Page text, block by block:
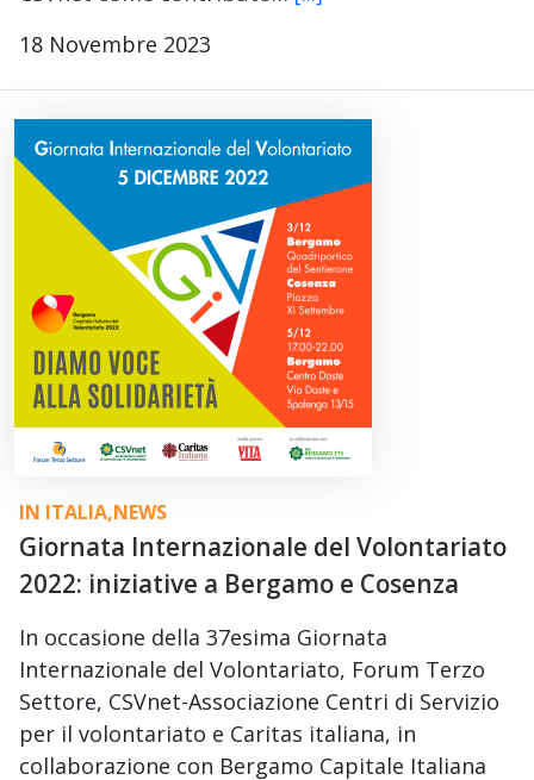
18 Novembre 2023
IN ITALIA,NEWS
Giornata Internazionale del Volontariato
2022: iniziative a Bergamo e Cosenza
In occasione della 37esima Giornata
Internazionale del Volontariato, Forum Terzo
Settore, CSVnet-Associazione Centri di Servizio
per il volontariato e Caritas italiana, in
collaborazione con Bergamo Capitale Italiana